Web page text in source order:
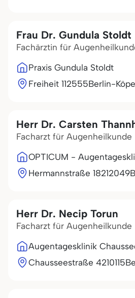
Frau Dr. Gundula Stoldt
Fachärztin für
Praxis Gundula Stoldt
Freiheit 112555Berlin-
Herr Dr. Carsten
Facharzt für Augenheilkunde
OPTICUM -
Hermannstraße 18212049
Herr Dr. Necip Torun
Facharzt für Augenheilkunde
Augentagesklinik
Chausseestraße 4210115